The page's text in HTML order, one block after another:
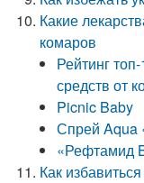
Какие
комаров
Рейтинг
средств от
Picnic Baby
Спрей Aqua
«Рефтамид
Как